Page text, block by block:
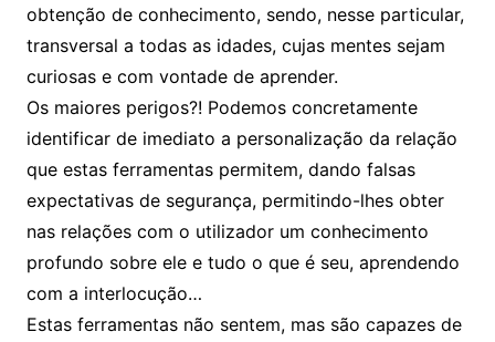
obtenção de conhecimento, sendo, nesse particular,
transversal a todas as idades, cujas mentes sejam
curiosas e com vontade de aprender.
Os maiores perigos?! Podemos concretamente
identificar de imediato a personalização da relação
que estas ferramentas permitem, dando falsas
expectativas de segurança, permitindo-lhes obter
nas relações com o utilizador um conhecimento
profundo sobre ele e tudo o que é seu, aprendendo
com a interlocução…
Estas ferramentas não sentem, mas são capazes de